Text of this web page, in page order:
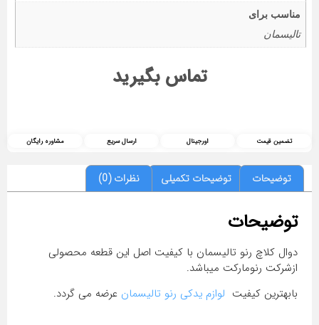
مناسب برای
تالیسمان
تماس بگیرید
تضمین قیمت اورجینال ارسال سریع مشاوره رایگان
توضیحات توضیحات تکمیلی نظرات (0)
توضیحات
دوال کلاچ رنو تالیسمان با کیفیت اصل این قطعه محصولی
ازشرکت رنومارکت میباشد.
بابهترین کیفیت لوازم یدکی رنو تالیسمان عرضه می گردد.